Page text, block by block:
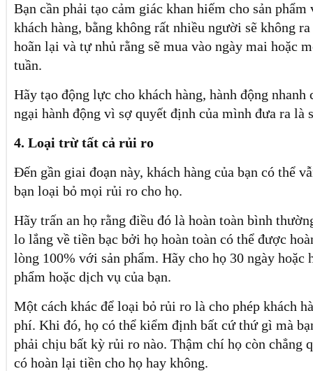
Bạn cần phải tạo cảm giác khan hiếm cho sản phẩm
khách hàng, bằng không rất nhiều người sẽ không
hoãn lại và tự nhủ rằng sẽ mua vào ngày mai hoặc
tuần.
Hãy tạo động lực cho khách hàng, hành động
ngại hành động vì sợ quyết định của mình đưa ra là
4. Loại trừ tất cả rủi ro
Đến gần giai đoạn này, khách hàng của bạn có thể
bạn loại bỏ mọi rủi ro cho họ.
Hãy trấn an họ rằng điều đó là hoàn toàn bình
lo lắng về tiền bạc bởi họ hoàn toàn có thể được
lòng 100% với sản phẩm. Hãy cho họ 30 ngày hoặc
phẩm hoặc dịch vụ của bạn.
Một cách khác để loại bỏ rủi ro là cho phép khách
phí. Khi đó, họ có thể kiểm định bất cứ thứ gì mà
phải chịu bất kỳ rủi ro nào. Thậm chí họ còn chẳng
có hoàn lại tiền cho họ hay không.